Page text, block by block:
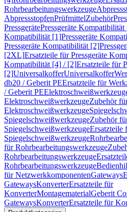
Rohrbearbeitungswerkzeuge
AbpressstopfenPrüfmittelZubehör
PressgerätePressgeräte Kompatibilität
Kompatibilität [1]Pressgeräte
Pressgeräte Kompatibilität [2]
[2XL]Ersatzteile für Pressgeräte
Kompatibilität [4] / [2]Ersatzteile für
[2]UniversalkofferUniversalkoffer
db20 / Geberit PEErsatzteile für
/ Geberit PE
ElektroschweißwerkzeugeZubehör
Elektroschweißwerkzeuge
SpiegelschweißwerkzeugeZubehör
SpiegelschweißwerkzeugeErsatzteile
Spiegelschweißwerkzeuge
für Rohrbearbeitungswerkzeuge
Rohrbearbeitungswerkzeuge
Rohrbearbeitungswerkzeuge
für NetzwerkkomponentenGateways
GatewaysKonverterErsatzteile für
KonverterMontagematerialGeberit
GatewaysKonverterErsatzteile für